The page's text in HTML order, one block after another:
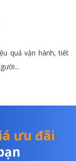
quả vận hành, tiết
ưu đãi